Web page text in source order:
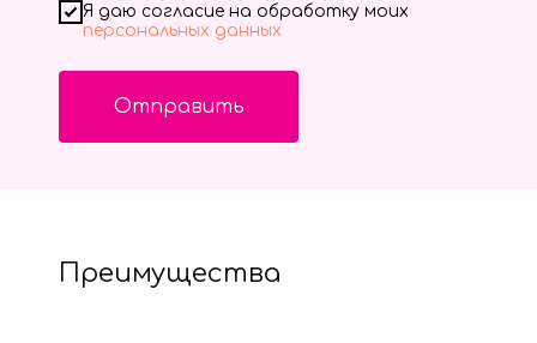
Я даю согласие на обработку моих
персональных данных
Отправить
Преимущества